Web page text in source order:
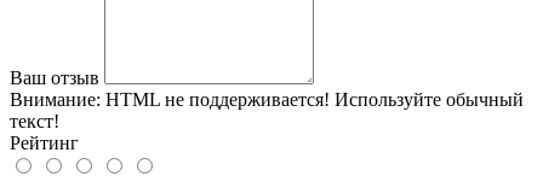
Ваш отзыв
Внимание: HTML не поддерживается! Используйте обычный
текст!
Рейтинг